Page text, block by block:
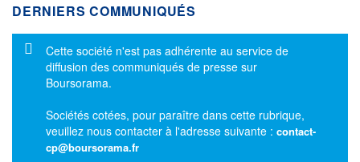
DERNIERS COMMUNIQUÉS
Message d'information
Cette société n'est pas adhérente au service de
diffusion des communiqués de presse sur
Boursorama.
Sociétés cotées, pour paraître dans cette rubrique,
veuillez nous contacter à l'adresse suivante : contact-
cp@boursorama.fr